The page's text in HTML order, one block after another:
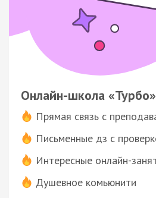
Онлайн-школа «Турбо»
Прямая связь с
Письменные дз с
Интересные онлайн-
Душевное комьюнити